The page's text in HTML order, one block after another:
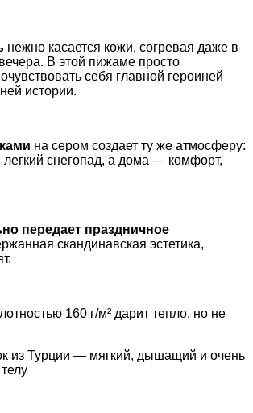
нежно касается кожи, согревая даже в
В этой пижаме просто
себя главной героиней
истории.
на сером создает ту же атмосферу:
легкий снегопад, а дома — комфорт,
передает праздничное
скандинавская эстетика,
160 г/м² дарит тепло, но не
из Турции — мягкий, дышащий и очень